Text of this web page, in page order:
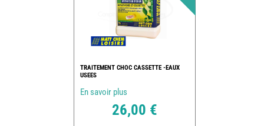
TRAITEMENT CHOC CASSETTE -EAUX
USEES
En savoir plus
26,00 €